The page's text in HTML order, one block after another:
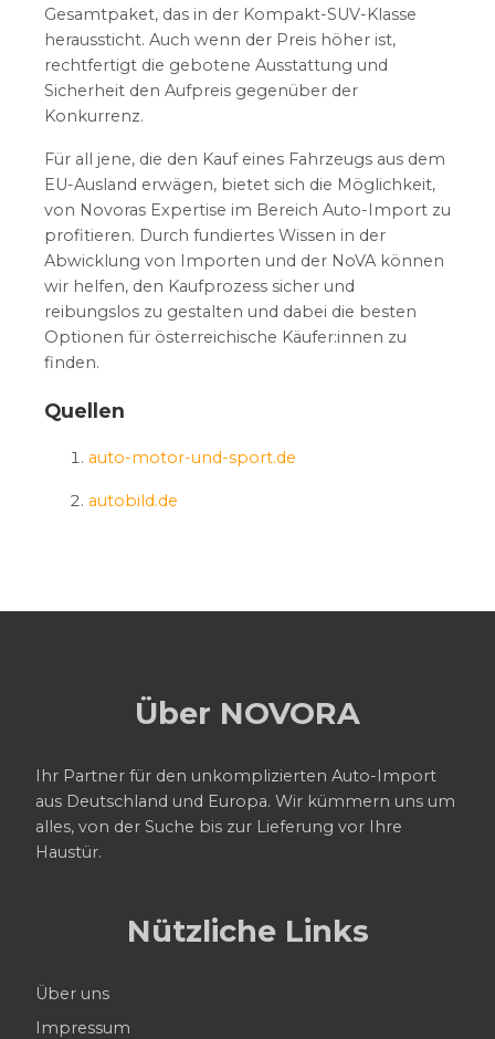
Gesamtpaket, das in der Kompakt-SUV-Klasse
heraussticht. Auch wenn der Preis höher ist,
rechtfertigt die gebotene Ausstattung und
Sicherheit den Aufpreis gegenüber der
Konkurrenz.
Für all jene, die den Kauf eines Fahrzeugs aus dem
EU-Ausland erwägen, bietet sich die Möglichkeit,
von Novoras Expertise im Bereich Auto-Import zu
profitieren. Durch fundiertes Wissen in der
Abwicklung von Importen und der NoVA können
wir helfen, den Kaufprozess sicher und
reibungslos zu gestalten und dabei die besten
Optionen für österreichische Käufer:innen zu
finden.
Quellen
auto-motor-und-sport.de
autobild.de
Über NOVORA
Ihr Partner für den unkomplizierten Auto-Import
aus Deutschland und Europa. Wir kümmern uns um
alles, von der Suche bis zur Lieferung vor Ihre
Haustür.
Nützliche Links
Über uns
Impressum